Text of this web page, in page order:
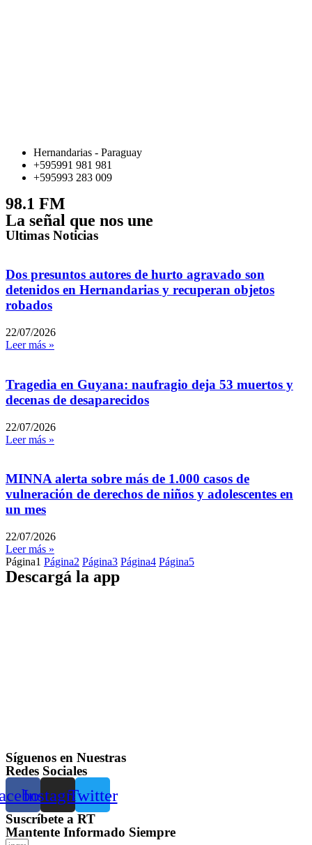
Hernandarias - Paraguay
+595991 981 981
+595993 283 009
98.1 FM
La señal que nos une
Ultimas Noticias
Dos presuntos autores de hurto agravado son
detenidos en Hernandarias y recuperan objetos
robados
22/07/2026
Leer más »
Tragedia en Guyana: naufragio deja 53 muertos y
decenas de desaparecidos
22/07/2026
Leer más »
MINNA alerta sobre más de 1.000 casos de
vulneración de derechos de niños y adolescentes en
un mes
22/07/2026
Leer más »
Página1 Página2 Página3 Página4 Página5
Descargá la app
Síguenos en Nuestras
Redes Sociales
InstagramTwitter
Suscríbete a RT
Mantente Informado Siempre